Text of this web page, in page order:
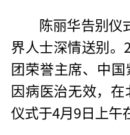
陈丽华告别仪
界人士深情送别
团荣誉主席、中
因病医治无效，
仪式于4月9日上午